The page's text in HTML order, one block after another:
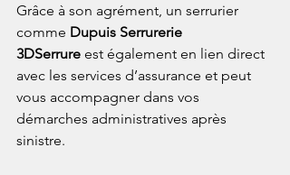
Grâce à son agrément, un serrurier
comme Dupuis Serrurerie
3DSerrure est également en lien direct
avec les services d’assurance et peut
vous accompagner dans vos
démarches administratives après
sinistre.